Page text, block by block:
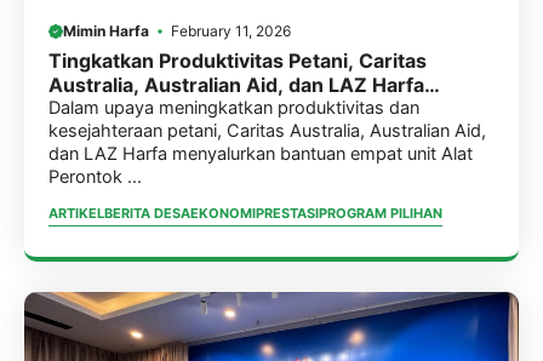
Mimin Harfa February 11, 2026
Tingkatkan Produktivitas Petani, Caritas
Australia, Australian Aid, dan LAZ Harfa
Serahkan Bantuan 4 Power Thresher untuk 4
Desa Dampingan di Pandeglang.
Dalam upaya meningkatkan produktivitas dan
kesejahteraan petani, Caritas Australia, Australian Aid,
dan LAZ Harfa menyalurkan bantuan empat unit Alat
Perontok ...
ARTIKELBERITA DESAEKONOMIPRESTASIPROGRAM PILIHAN